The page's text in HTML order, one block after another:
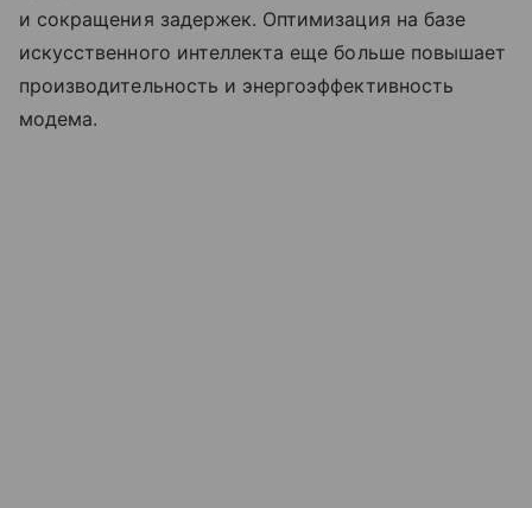
и сокращения задержек. Оптимизация на базе
искусственного интеллекта еще больше повышает
производительность и энергоэффективность
модема.